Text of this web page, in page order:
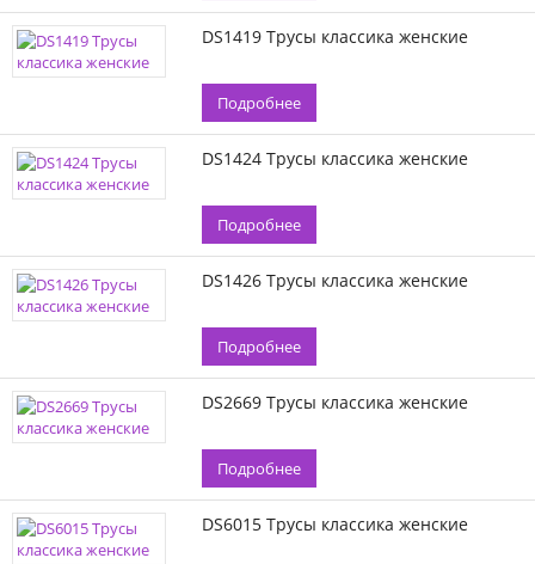
DS1419 Трусы классика женские
Подробнее
DS1424 Трусы классика женские
Подробнее
DS1426 Трусы классика женские
Подробнее
DS2669 Трусы классика женские
Подробнее
DS6015 Трусы классика женские